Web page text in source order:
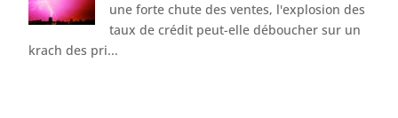
une forte chute des ventes, l'explosion des
taux de crédit peut-elle déboucher sur un
krach des pri...